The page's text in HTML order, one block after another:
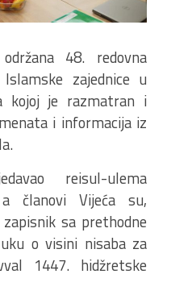
48. redovna
zajednice u
kojoj je razmatran i
i informacija iz
reisul-ulema
a članovi Vijeća su,
sa prethodne
o visini nisaba za
1447. hidžretske